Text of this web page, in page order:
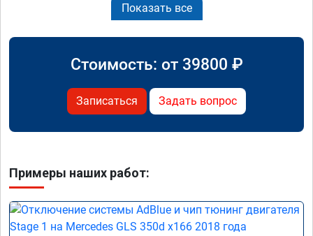
Показать все
Стоимость: от 39800 ₽
Записаться Задать вопрос
Примеры наших работ: